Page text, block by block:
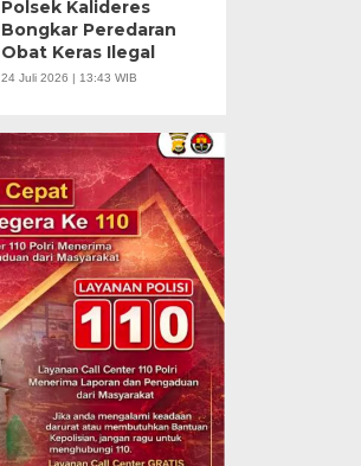
Polsek Kalideres
Bongkar Peredaran
Obat Keras Ilegal
24 Juli 2026 | 13:43 WIB